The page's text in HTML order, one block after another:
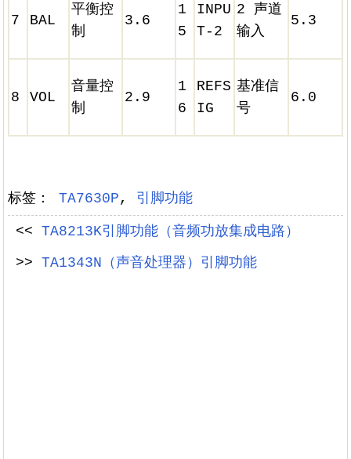
7 BAL
平衡控
制
3.6
1
5
INPU
T-2
2 声道
输入
5.3
8 VOL
音量控
制
2.9
1
6
REFS
IG
基准信
号
6.0
标签： TA7630P , 引脚功能
<< TA8213K引脚功能（音频功放集成电路）
>> TA1343N（声音处理器）引脚功能